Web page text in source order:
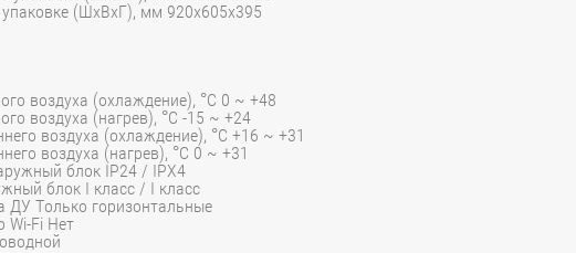
(ШхВхГ), мм 920x605x395
воздуха (охлаждение), °C 0 ~ +48
воздуха (нагрев), °C -15 ~ +24
воздуха (охлаждение), °C +16 ~ +31
воздуха (нагрев), °C 0 ~ +31
блок IP24 / IPX4
блок I класс / I класс
ДУ Только горизонтальные
Wi-Fi Нет